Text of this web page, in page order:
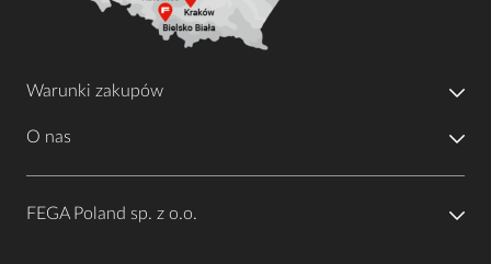
Warunki zakupów
O nas
FEGA Poland sp. z o.o.